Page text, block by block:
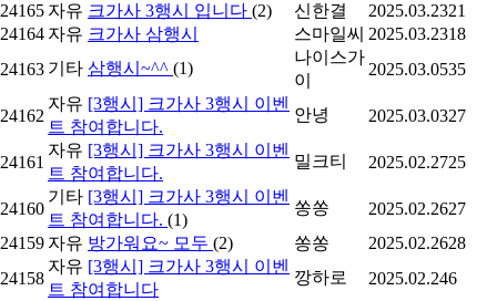
24165 자유 크가사 3행시 입니다 (2) 신한결 2025.03.2321
24164 자유 크가사 삼행시 스마일씨 2025.03.2318
24163 기타 삼행시~^^ (1)
나이스가
이
2025.03.0535
24162
자유 [3행시] 크가사 3행시 이벤
트 참여합니다.
안녕 2025.03.0327
24161
자유 [3행시] 크가사 3행시 이벤
트 참여합니다.
밀크티 2025.02.2725
24160
기타 [3행시] 크가사 3행시 이벤
트 참여합니다. (1)
쏭쏭 2025.02.2627
24159 자유 방가워요~ 모두 (2) 쏭쏭 2025.02.2628
24158
자유 [3행시] 크가사 3행시 이벤
트 참여합니다
깡하로 2025.02.246